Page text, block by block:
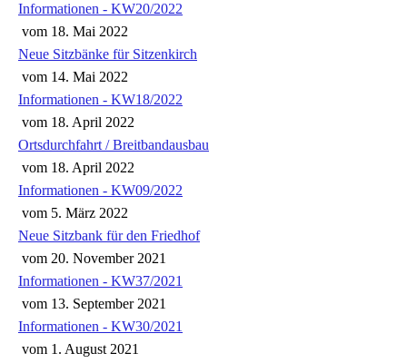
Informationen - KW20/2022
vom 18. Mai 2022
Neue Sitzbänke für Sitzenkirch
vom 14. Mai 2022
Informationen - KW18/2022
vom 18. April 2022
Ortsdurchfahrt / Breitbandausbau
vom 18. April 2022
Informationen - KW09/2022
vom 5. März 2022
Neue Sitzbank für den Friedhof
vom 20. November 2021
Informationen - KW37/2021
vom 13. September 2021
Informationen - KW30/2021
vom 1. August 2021